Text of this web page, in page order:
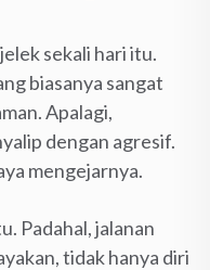
sekali hari itu.
biasanya sangat
Apalagi,
dengan agresif.
mengejarnya.
Padahal, jalanan
tidak hanya diri